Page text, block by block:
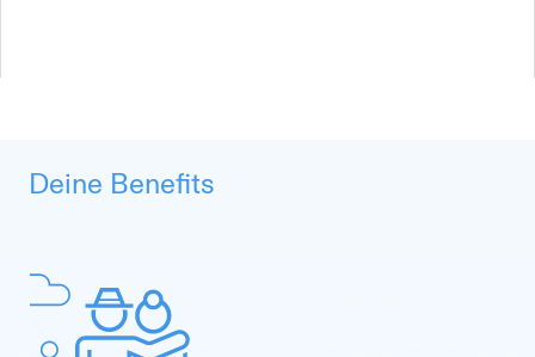
Deine Benefits